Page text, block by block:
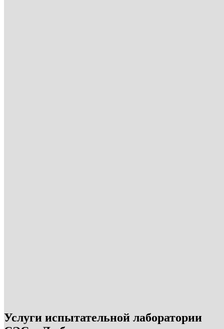
Услуги испытательной лаборатории